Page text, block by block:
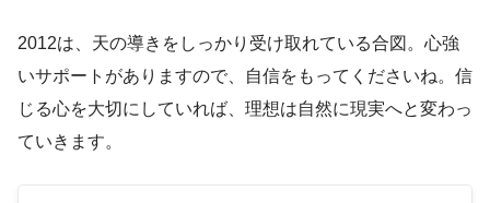
2012は、天の導きをしっかり受け取れている合図。心強
いサポートがありますので、自信をもってくださいね。信
じる心を大切にしていれば、理想は自然に現実へと変わっ
ていきます。